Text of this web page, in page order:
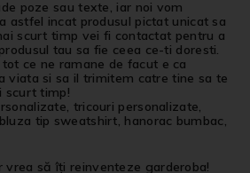
poze sau texte, iar noi vom
astfel incat produsul pictat unicat sa
scurt timp vei fi contactat pentru a
tau sa fie ceea ce-ti doresti.
ce ne ramane de facut e ca
viata si sa il trimitem catre tine sa te
scurt timp!
tricouri personalizate,
tip sweatshirt, hanorac bumbac,
vrea să îți reinventeze garderoba!